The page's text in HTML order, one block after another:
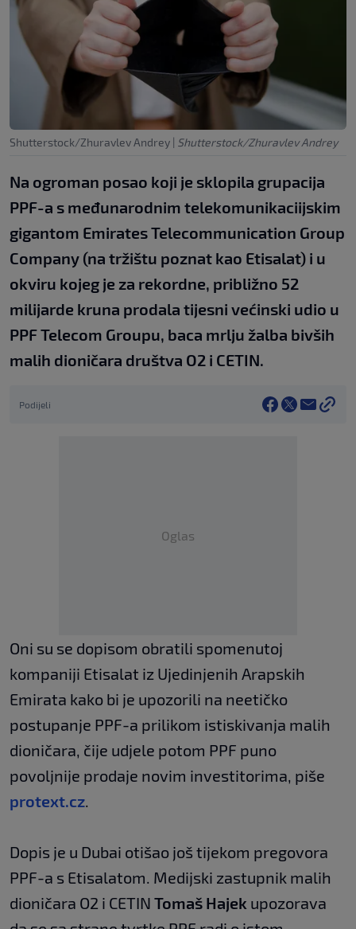
Shutterstock/Zhuravlev Andrey | Shutterstock/Zhuravlev Andrey
Na ogroman posao koji je sklopila grupacija
PPF-a s međunarodnim telekomunikaciijskim
gigantom Emirates Telecommunication Group
Company (na tržištu poznat kao Etisalat) i u
okviru kojeg je za rekordne, približno 52
milijarde kruna prodala tijesni većinski udio u
PPF Telecom Groupu, baca mrlju žalba bivših
malih dioničara društva O2 i CETIN.
Podijeli
Oglas
Oni su se dopisom obratili spomenutoj
kompaniji Etisalat iz Ujedinjenih Arapskih
Emirata kako bi je upozorili na neetičko
postupanje PPF-a prilikom istiskivanja malih
dioničara, čije udjele potom PPF puno
povoljnije prodaje novim investitorima, piše
protext.cz.
Dopis je u Dubai otišao još tijekom pregovora
PPF-a s Etisalatom. Medijski zastupnik malih
dioničara O2 i CETIN Tomaš Hajek upozorava